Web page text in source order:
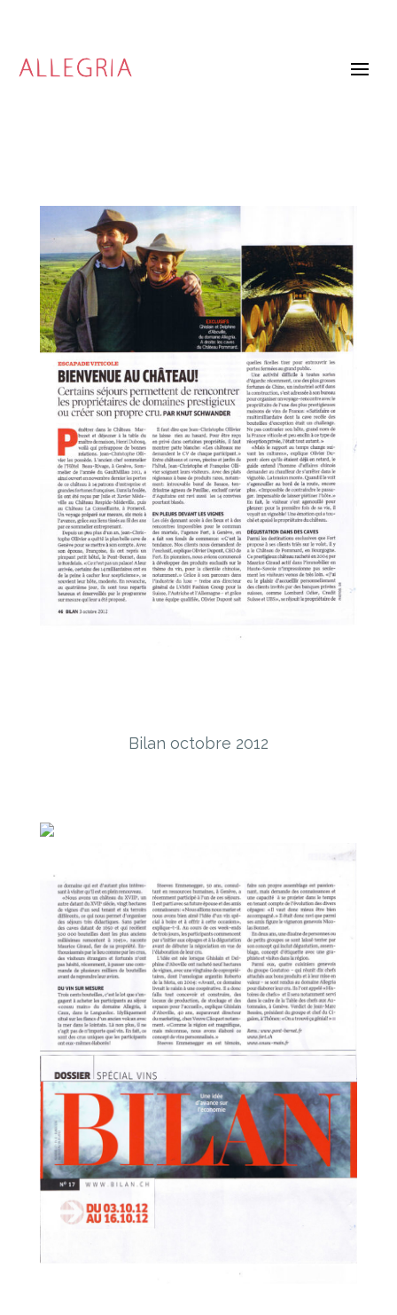
Bilan octobre 2012